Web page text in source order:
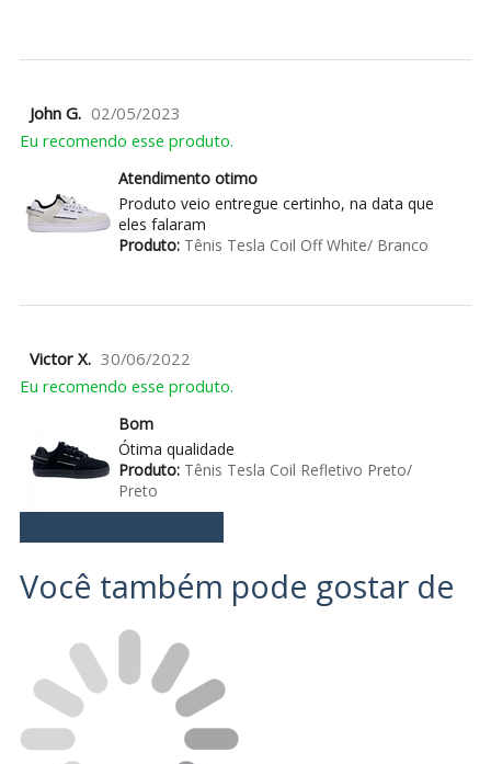
John G. 02/05/2023
Eu recomendo esse produto.
Atendimento otimo
Produto veio entregue certinho, na data que
eles falaram
Produto:Tênis Tesla Coil Off White/ Branco
Victor X. 30/06/2022
Eu recomendo esse produto.
Bom
Ótima qualidade
Produto:Tênis Tesla Coil Refletivo Preto/
Preto
Você também pode gostar de